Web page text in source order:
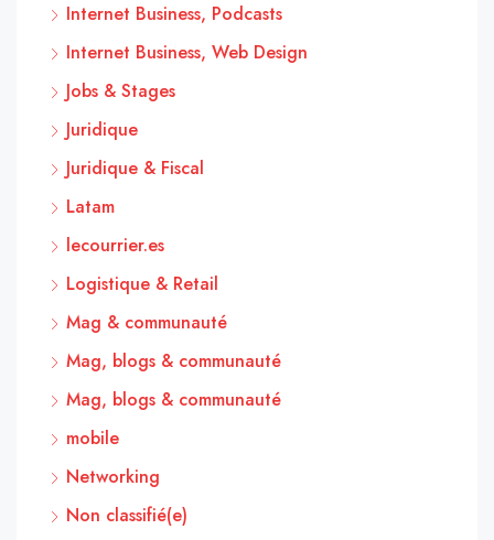
Internet Business, Podcasts
Internet Business, Web Design
Jobs & Stages
Juridique
Juridique & Fiscal
Latam
lecourrier.es
Logistique & Retail
Mag & communauté
Mag, blogs & communauté
Mag, blogs & communauté
mobile
Networking
Non classifié(e)